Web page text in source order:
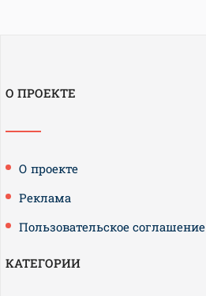
О ПРОЕКТЕ
О проекте
Реклама
Пользовательское соглашение
КАТЕГОРИИ